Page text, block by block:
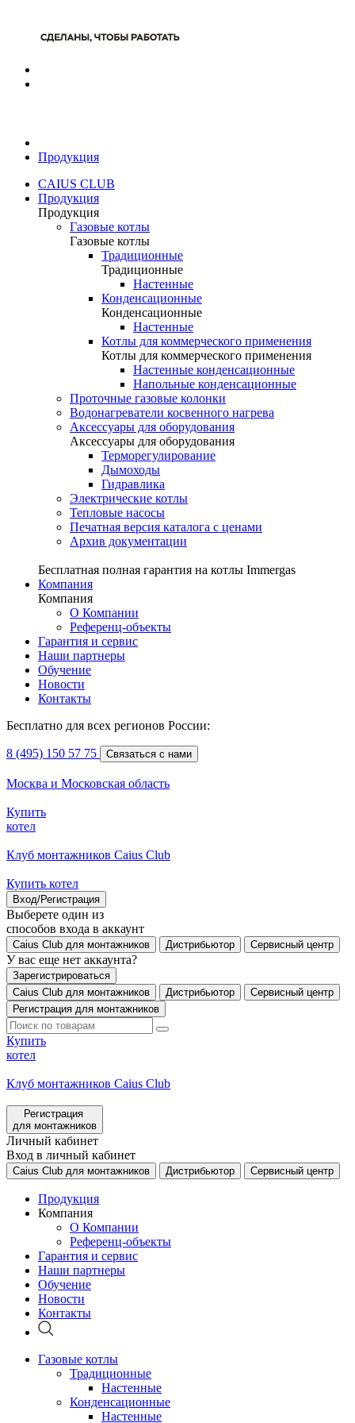
Продукция
CAIUS CLUB
Продукция
Продукция
Газовые котлы
Газовые котлы
Традиционные
Традиционные
Настенные
Конденсационные
Конденсационные
Настенные
Котлы для коммерческого применения
Котлы для коммерческого применения
Настенные конденсационные
Напольные конденсационные
Проточные газовые колонки
Водонагреватели косвенного нагрева
Аксессуары для оборудования
Аксессуары для оборудования
Терморегулирование
Дымоходы
Гидравлика
Электрические котлы
Тепловые насосы
Печатная версия каталога с ценами
Архив документации
Бесплатная полная гарантия на котлы Immergas
Компания
Компания
О Компании
Референц-объекты
Гарантия и сервис
Наши партнеры
Обучение
Новости
Контакты
Бесплатно для всех регионов России:
8 (495) 150 57 75 Связаться с нами
Москва и Московская область
Купить
котел
Клуб монтажников Caius Club
Купить котел
Вход/Регистрация
Выберете один из
способов входа в аккаунт
Caius Club для монтажников Дистрибьютор Сервисный центр
У вас еще нет аккаунта?
Зарегистрироваться
Caius Club для монтажников
Дистрибьютор
Сервисный центр
Регистрация для монтажников
Купить
котел
Клуб монтажников Caius Club
Регистрация
для монтажников
Личный кабинет
Вход в личный кабинет
Caius Club для монтажников Дистрибьютор Сервисный центр
Продукция
Компания
О Компании
Референц-объекты
Гарантия и сервис
Наши партнеры
Обучение
Новости
Контакты
Газовые котлы
Традиционные
Настенные
Конденсационные
Настенные